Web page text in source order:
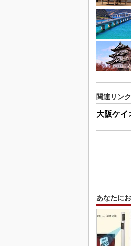
関連リンク
大阪ケイ
あなたに